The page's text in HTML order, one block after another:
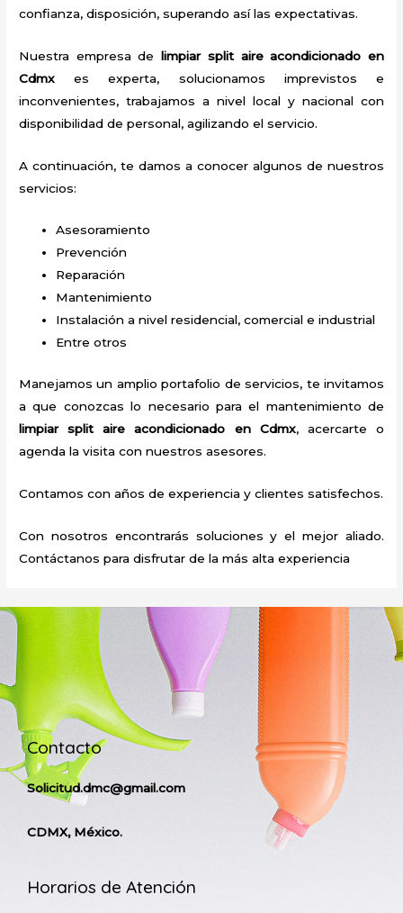
confianza, disposición, superando así las expectativas.
Nuestra empresa delimpiar splitaire acondicionado en
Cdmx es experta, solucionamos imprevistos e
inconvenientes, trabajamos a nivel local y nacional con
disponibilidad de personal, agilizando el servicio.
A continuación, te damos a conocer algunos de nuestros
servicios:
Asesoramiento
Prevención
Reparación
Mantenimiento
Instalación a nivel residencial, comercial e industrial
Entre otros
Manejamos un amplio portafolio de servicios, te invitamos
a que conozcas lo necesario para el mantenimiento de
limpiar split aire acondicionado en Cdmx, acercarte o
agenda la visita con nuestros asesores.
Contamos con años de experiencia y clientes satisfechos.
Con nosotros encontrarás soluciones y el mejor aliado.
Contáctanos para disfrutar de la más alta experiencia
Contacto
Solicitud.dmc@gmail.com
CDMX, México.
Horarios de Atención